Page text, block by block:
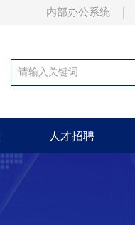
内部办公系统
人才招聘